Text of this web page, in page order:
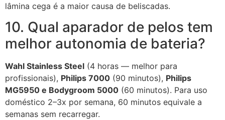
lâmina cega é a maior causa de beliscadas.
10. Qual aparador de pelos tem
melhor autonomia de bateria?
Wahl Stainless Steel (4 horas — melhor para
profissionais), Philips 7000 (90 minutos), Philips
MG5950 e Bodygroom 5000 (60 minutos). Para uso
doméstico 2–3x por semana, 60 minutos equivale a
semanas sem recarregar.